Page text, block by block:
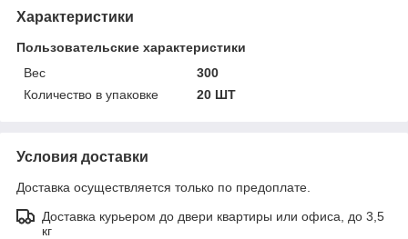
Характеристики
Пользовательские характеристики
Вес
300
Количество в упаковке
20 ШТ
Условия доставки
Доставка осуществляется только по предоплате.
Доставка курьером до двери квартиры или офиса, до 3,5
кг